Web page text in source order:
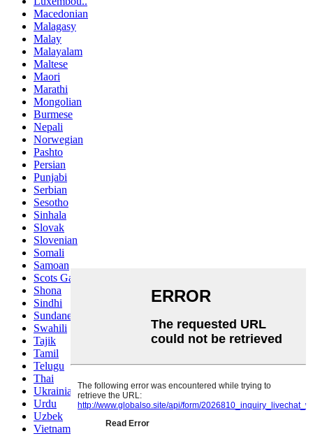
Macedonian
Malagasy
Malay
Malayalam
Maltese
Maori
Marathi
Mongolian
Burmese
Nepali
Norwegian
Pashto
Persian
Punjabi
Serbian
Sesotho
Sinhala
Slovak
Slovenian
Somali
Samoan
Scots Gaelic
Shona
Sindhi
Sundanese
Swahili
Tajik
Tamil
Telugu
Thai
Ukrainian
Urdu
Uzbek
Vietnamese